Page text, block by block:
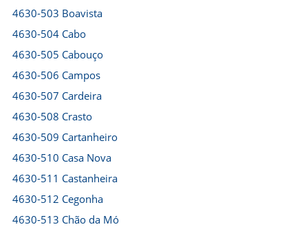
4630-503 Boavista
4630-504 Cabo
4630-505 Cabouço
4630-506 Campos
4630-507 Cardeira
4630-508 Crasto
4630-509 Cartanheiro
4630-510 Casa Nova
4630-511 Castanheira
4630-512 Cegonha
4630-513 Chão da Mó